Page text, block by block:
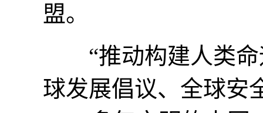
盟。
“推动构建人类命
球发展倡议、全球安